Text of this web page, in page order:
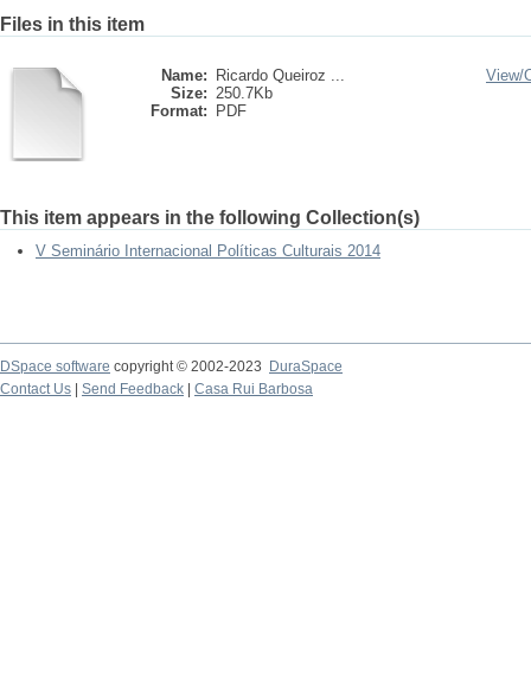
Files in this item
Name:
Ricardo Queiroz ...
Size: 250.7Kb
Format:
PDF
View/
This item appears in the following Collection(s)
V Seminário Internacional Políticas Culturais 2014
DSpace software copyright © 2002-2023
DuraSpace
Contact Us
Send Feedback Casa Rui Barbosa